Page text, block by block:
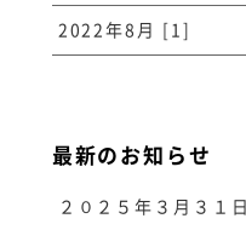
2022年8月 [1]
最新のお知らせ
２０２５年３月３１日